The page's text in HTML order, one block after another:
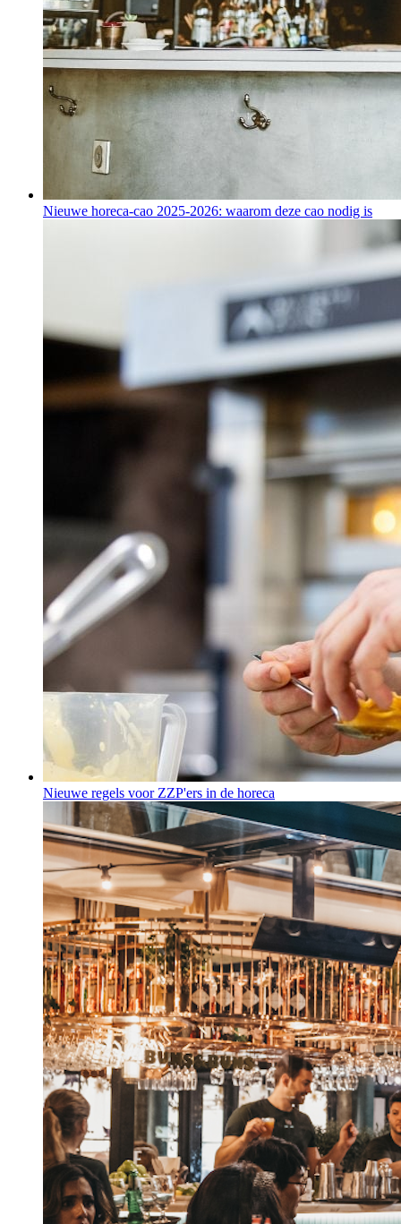
Nieuwe horeca-cao 2025-2026: waarom deze cao nodig is
Nieuwe regels voor ZZP'ers in de horeca